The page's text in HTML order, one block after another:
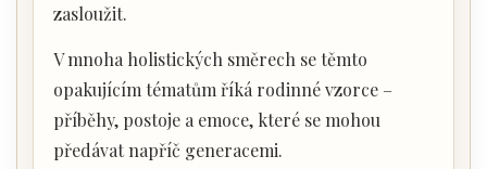
zasloužit.
V mnoha holistických směrech se těmto
opakujícím tématům říká rodinné vzorce –
příběhy, postoje a emoce, které se mohou
předávat napříč generacemi.